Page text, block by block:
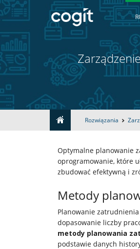
Home
Rozwiązania
Systemy
Rozwiązania
Optymalne planowanie
oprogramowanie, które
zbudować efektywną i
Metody
Planowanie
dopasowanie liczby
metody planowania
podstawie danych